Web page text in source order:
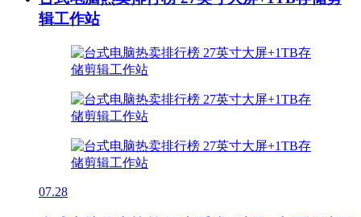
辑工作站
07.28